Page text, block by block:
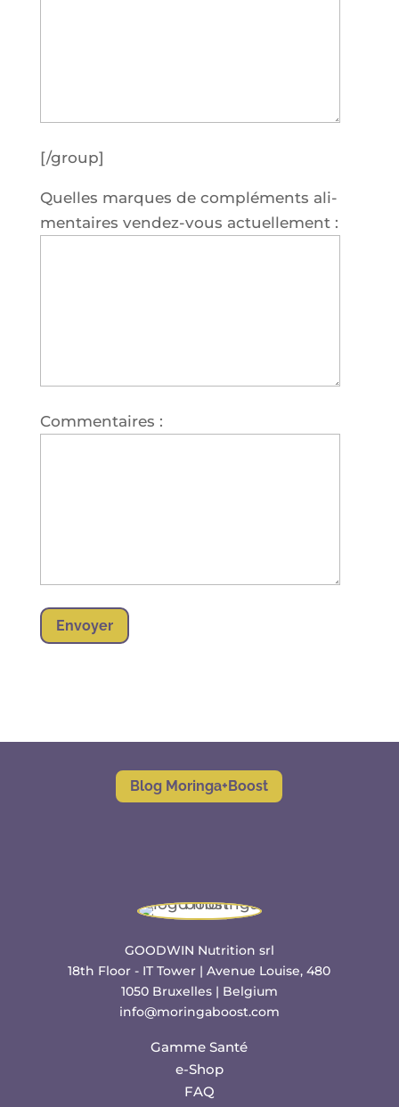
[/group]
Quelles marques de com­plé­ments ali­
men­taires ven­dez-vous actuellement :
Commentaires :
Envoyer
Blog Moringa+Boost
GOODWIN Nutrition srl
18th Floor - IT Tower | Avenue Louise, 480
1050 Bruxelles | Belgium
info@moringaboost.com
Gamme Santé
e-Shop
FAQ